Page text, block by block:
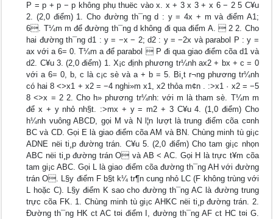
P = p + p − p không phụ thuëc vào x. x + 3 x 3 + x 6 − 2 5 C¥u
2. (2,0 điểm) 1. Cho đường th¯ng d : y = 4x + m và điểm A1;
6. T¼m m để đường th¯ng d không đi qua điểm A.  2 2. Cho
hai đường th¯ng d1 : y = −x − 2; d2 : y = −2x và parabol P : y =
ax với a 6= 0. T¼m a để parabol  P đi qua giao điểm cõa d1 và
d2. C¥u 3. (2,0 điểm) 1. X¡c định phương tr¼nh ax2 + bx + c = 0
với a 6= 0, b, c là c¡c sè và a + b = 5. Bi¸t r¬ng phương tr¼nh
có hai 8 <>x1 + x2 = −4 nghi»m x1, x2 thỏa m¢n . :>x1 · x2 = −5
8 <>x = 2 2. Cho h» phương tr¼nh: với m là tham sè. T¼m m
để x + y nhỏ nh§t. :>mx + y = m2 + 3 C¥u 4. (1,0 điểm) Cho
h¼nh vuông ABCD, gọi M và N l¦n lượt là trung điểm cõa c¤nh
BC và CD. Gọi E là giao điểm cõa AM và BN. Chùng minh tù gi¡c
ADNE nëi ti¸p đường trán. C¥u 5. (2,0 điểm) Cho tam gi¡c nhọn
ABC nëi ti¸p đường trán O và AB < AC. Gọi H là trực t¥m cõa
tam gi¡c ABC. Gọi L là giao điểm cõa đường th¯ng AH với đường
trán O. L§y điểm F b§t k¼ tr¶n cung nhỏ LC (F không trùng với
L hoặc C). L§y điểm K sao cho đường th¯ng AC là đường trung
trực cõa FK. 1. Chùng minh tù gi¡c AHKC nëi ti¸p đường trán. 2.
Đường th¯ng HK c­t AC t¤i điểm I, đường th¯ng AF c­t HC t¤i G.